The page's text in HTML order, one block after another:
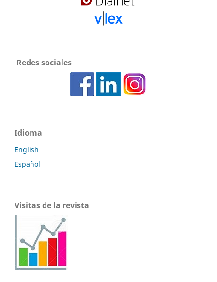
Redes sociales
Idioma
English
Español
Visitas de la revista